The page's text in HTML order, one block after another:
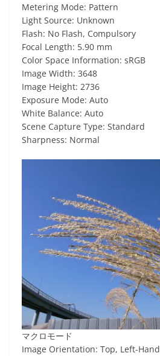
Metering Mode: Pattern
Light Source: Unknown
Flash: No Flash, Compulsory
Focal Length: 5.90 mm
Color Space Information: sRGB
Image Width: 3648
Image Height: 2736
Exposure Mode: Auto
White Balance: Auto
Scene Capture Type: Standard
Sharpness: Normal
マクロモード
Image Orientation: Top, Left-Hand